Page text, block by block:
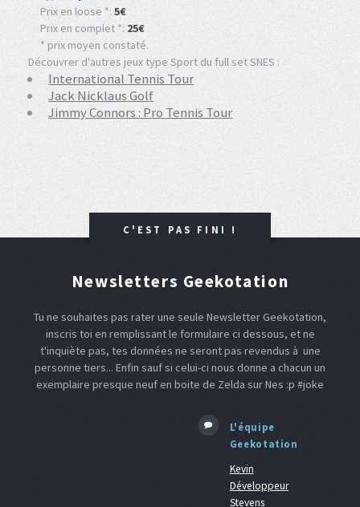
Prix en loose *: 5€
Prix en complet *: 25€
* prix moyen constaté.
Découvrer d'autres jeux type Sport du full set SNES :
International Tennis Tour
Jack Nicklaus Golf
Jimmy Connors : Pro Tennis Tour
C'EST PAS FINI !
Newsletters Geekotation
Tu ne souhaites pas rater une seule Newsletter Geekotation,
inscris toi en remplissant le formulaire ci dessous, et ne
t'inquiète pas, tes données ne seront pas revendus à une
personne tiers... Enfin sauf si celui-ci nous donne a chacun un
exemplaire presque neuf en boite de Zelda sur Nes :p #joke
L'équipe
Geekotation
Kevin
Développeur
Stevens